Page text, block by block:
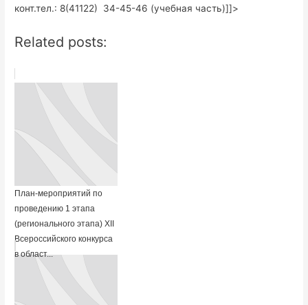
конт.тел.: 8(41122) 34-45-46 (учебная часть)]]>
Related posts:
План-мероприятий по
проведению 1 этапа
(регионального этапа) XII
Всероссийского конкурса
в област...